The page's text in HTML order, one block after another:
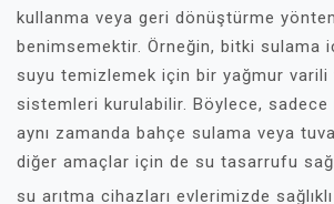
kullanma veya geri dönüştürme
benimsemektir. Örneğin, bitki sulama
suyu temizlemek için bir yağmur varili
sistemleri kurulabilir. Böylece, sadece
aynı zamanda bahçe sulama veya
diğer amaçlar için de su tasarrufu
su arıtma cihazları evlerimizde